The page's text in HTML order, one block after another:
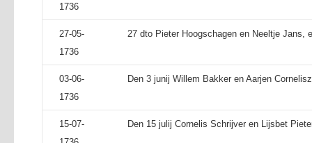
1736
27-05-
1736
27 dto Pieter Hoogschagen en Neeltje Jans,
03-06-
1736
Den 3 junij Willem Bakker en Aarjen
15-07-
Den 15 julij Cornelis Schrijver en Lijsbet